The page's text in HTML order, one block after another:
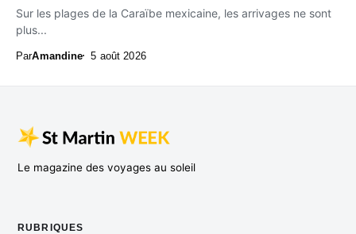
Sur les plages de la Caraïbe mexicaine, les arrivages ne sont
plus...
ParAmandine 5 août 2026
Le magazine des voyages au soleil
RUBRIQUES